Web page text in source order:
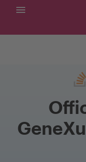
MINHAS APLICACÕES